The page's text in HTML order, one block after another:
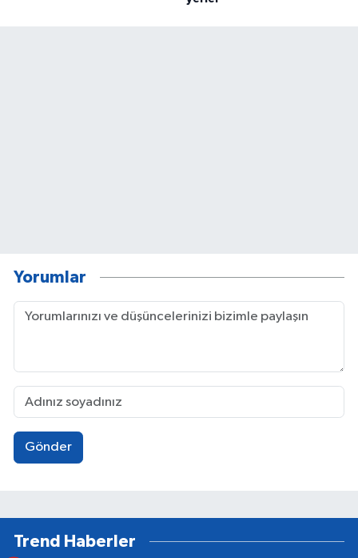
Yorumlar
Gönder
Trend Haberler